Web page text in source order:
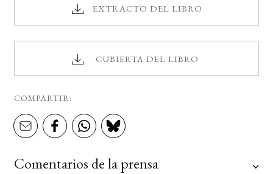
EXTRACTO DEL LIBRO
CUBIERTA DEL LIBRO
COMPARTIR:
Comentarios de la prensa